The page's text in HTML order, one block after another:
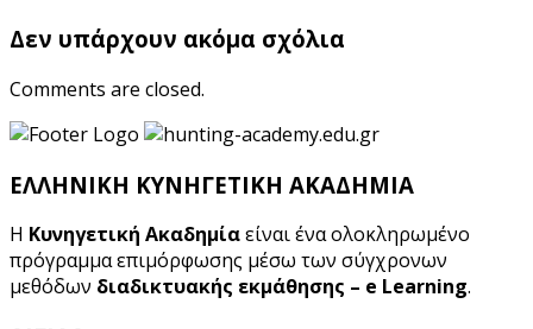
Δεν υπάρχουν ακόμα σχόλια
Comments are closed.
ΕΛΛΗΝΙΚΗ ΚΥΝΗΓΕΤΙΚΗ ΑΚΑΔΗΜΙΑ
Η Κυνηγετική Ακαδημίαείναι ένα ολοκληρωμένο
πρόγραμμα επιμόρφωσης μέσω των σύγχρονων
μεθόδων διαδικτυακής εκμάθησης – e Learning.